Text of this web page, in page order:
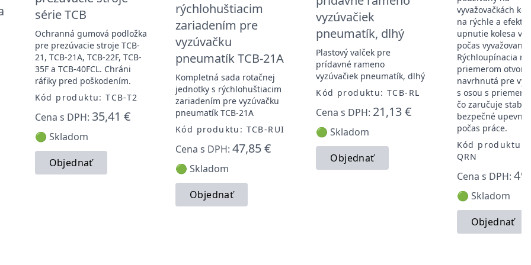
série TCB
Ochranná gumová podložka
pre prezúvacie stroje TCB-
21, TCB-21A, TCB-22F, TCB-
35F a TCB-40FCL. Chráni
ráfiky pred poškodením.
Kód produktu: TCB-T2
Cena s DPH: 35,41 €
🟢 Skladom
Objednať
rýchlohuštiacim
zariadením pre
vyzúvačku
pneumatík TCB-21A
Kompletná sada rotačnej
jednotky s rýchlohuštiacim
zariadením pre vyzúvačku
pneumatík TCB-21A
Kód produktu: TCB-RUI
Cena s DPH: 47,85 €
🟢 Skladom
Objednať
vyzúvačiek
pneumatík, dlhý
Plastový valček pre
prídavné rameno
vyzúvačiek pneumatík, dlhý
Kód produktu: TCB-RL
Cena s DPH: 21,13 €
🟢 Skladom
Objednať
vyvažovačkách
na rýchle a
upnutie kolesa
počas
Rýchloupínacia
priemerom
navrhnutá pre
s osou s
čo zaručuje
bezpečné
počas práce.
Kód produktu:
QRN
Cena s DPH:
🟢 Skladom
Objednať